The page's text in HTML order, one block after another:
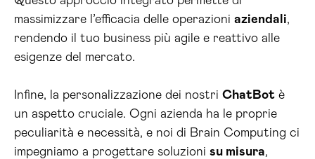
massimizzare l’efficacia delle operazioni aziendali,
rendendo il tuo business più agile e reattivo alle
esigenze del mercato.
Infine, la personalizzazione dei nostri ChatBot è
un aspetto cruciale. Ogni azienda ha le proprie
peculiarità e necessità, e noi di Brain Computing ci
impegniamo a progettare soluzioni su misura,